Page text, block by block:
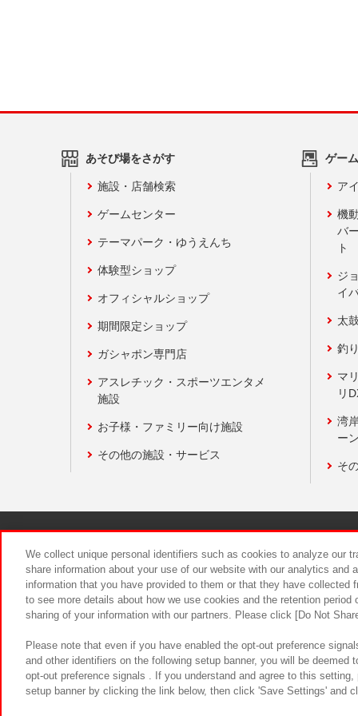
あそび場をさがす
施設・店舗検索
ゲームセンター
テーマパーク・ゆうえんち
体験型ショップ
オフィシャルショップ
期間限定ショップ
ガシャポン専門店
アスレチック・スポーツエンタメ
施設
お子様・ファミリー向け施設
その他の施設・サービス
ゲー
ア
機
バ
ト
ジ
イ
太
釣
マ
リ
湾
ー
そ
食品のご
We collect unique personal identifiers such as cookies to analyze our
share information about your use of our website with our analytics and
information that you have provided to them or that they have
to see more details about how we use cookies and the retention
sharing of your information with our partners. Please click [Do Not
Please note that even if you have enabled the opt-out preference
and other identifiers on the following setup banner, you will be
opt-out preference signals . If you understand and agree to this
setup banner by clicking the link below, then click 'Save Settings' and